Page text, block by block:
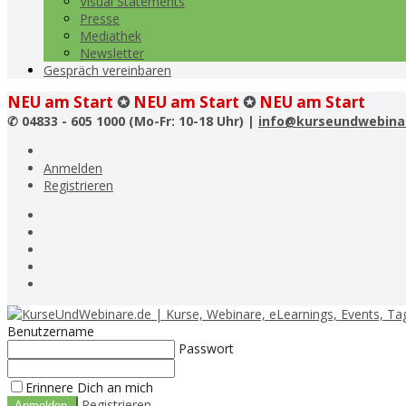
Presse
Mediathek
Newsletter
Gespräch vereinbaren
NEU am Start ✪ NEU am Start ✪ NEU am Start
✆ 04833 - 605 1000 (Mo-Fr: 10-18 Uhr) |
Anmelden
Registrieren
Benutzername
Passwort
Erinnere Dich an mich